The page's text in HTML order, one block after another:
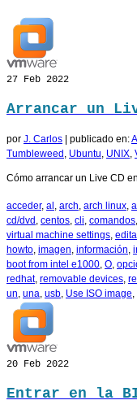
27 Feb 2022
Arrancar un
por J. Carlos publicado en:
Tumbleweed , Ubuntu, UNIX,
Cómo arrancar un Live CD
acceder, al , arch, arch linux,
cd/dvd , centos, cli, comandos,
virtual machine settings,
howto, imagen, información,
boot from intel e1000, O,
redhat, removable devices,
un, una, usb, Use ISO image,
20 Feb 2022
Entrar en la